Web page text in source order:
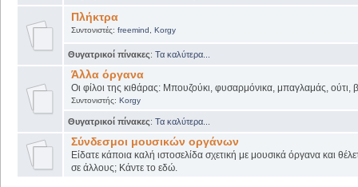
Πλήκτρα
Συντονιστές: freemind Korgy
Θυγατρικοί πίνακες: Τα καλύτερα...
Άλλα όργανα
Οι φίλοι της κιθάρας: Μπουζούκι, φυσαρμόνικα, μπαγλαμάς, ούτι,
Συντονιστής: Korgy
Θυγατρικοί πίνακες: Τα καλύτερα...
Σύνδεσμοι μουσικών οργάνων
Είδατε κάποια καλή ιστοσελίδα σχετική με μουσικά όργανα και
σε άλλους; Κάντε το εδώ.